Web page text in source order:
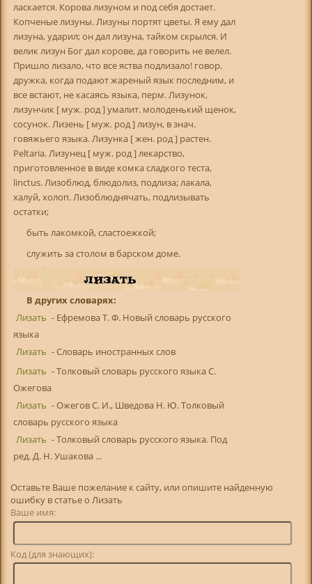
ласкается. Корова лизуном и под себя достает.
Копченые лизуны. Лизуны портят цветы. Я ему дал
лизуна, ударил; он дал лизуна, тайком скрылся. И
велик лизун Бог дал корове, да говорить не велел.
Пришло лизало, что все яства подлизало! говор.
дружка, когда подают жареный язык последним, и
все встают, не касаясь языка, перм. Лизунок,
лизунчик [ муж. род ] умалит. молоденький щенок,
сосунок. Лизень [ муж. род ] лизун, в знач.
говяжьего языка. Лизунка [ жен. род ] растен.
Реltariа. Лизунец [ муж. род ] лекарство,
приготовленное в виде комка сладкого теста,
linctus. Лизоблюд, блюдолиз, подлиза; лакала,
халуй, холоп. Лизоблюднячать, подлизывать
остатки;
быть лакомкой, сластоежкой;
служить за столом в барском доме.
В других словарях:
Лизать - Ефремова Т. Ф. Новый словарь русского
языка
Лизать - Словарь иностранных слов
Лизать - Толковый словарь русского языка С.
Ожегова
Лизать - Ожегов С. И., Шведова Н. Ю. Толковый
словарь русского языка
Лизать - Толковый словарь русского языка. Под
ред. Д. Н. Ушакова ...
Оставьте Ваше пожелание к сайту, или опишите найденную
ошибку в статье о Лизать
Ваше имя:
Код (для знающих):